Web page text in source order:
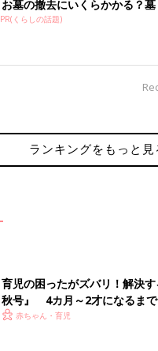
お墓の撤去にいくらかかる？
PR(くらしの話題)
ランキングをもっと見
育児の困ったがズバリ！解決
秋号』 4カ月～2才になるまで
いっぱい！
赤ちゃん・育児